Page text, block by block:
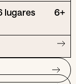
lugares
6+